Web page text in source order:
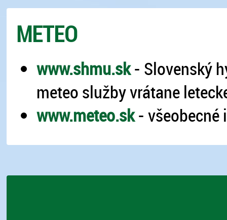
METEO
www.shmu.sk- Slovenský
meteo služby vrátane
www.meteo.sk- všeobecné